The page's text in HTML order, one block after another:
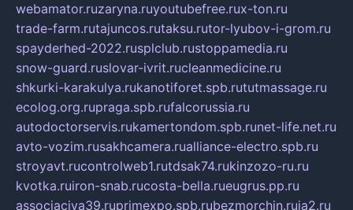
webamator.ruzaryna.ruyoutubefree.rux-ton.ru
trade-farm.rutajuncos.rutaksu.rutor-lyubov-i-grom.ru
spayderhed-2022.rusplclub.rustoppamedia.ru
snow-guard.ruslovar-ivrit.rucleanmedicine.ru
shkurki-karakulya.rukanotiforet.spb.rututmassage.ru
ecolog.org.rupraga.spb.rufalcorussia.ru
autodoctorservis.rukamertondom.spb.runet-life.net.ru
avto-vozim.rusakhcamera.rualliance-electro.spb.ru
stroyavt.rucontrolweb1.rutdsak74.rukinzozo-ru.ru
kvotka.ruiron-snab.rucosta-bella.rueugrus.pp.ru
associaciya39.ruprimexpo.spb.rubezmorchin.ruia2.ru